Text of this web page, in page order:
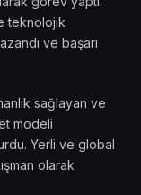
teknolojik
ve başarı
sağlayan ve
modeli
Yerli ve global
olarak